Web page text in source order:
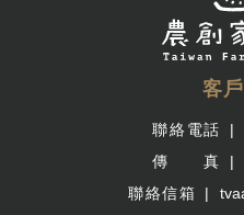
客
聯絡電話
傳 真
聯絡信箱